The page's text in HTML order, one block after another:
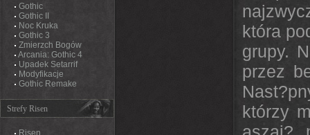
Gothic
Gothic II
Noc Kruka
Gothic 3
Zmierzch Bogów
Arcania: Gothic 4
Upadek Setarrif
Modyfikacje
Gothic Remake
Strefy Risen
Risen
która
grupy.
przez
którzy